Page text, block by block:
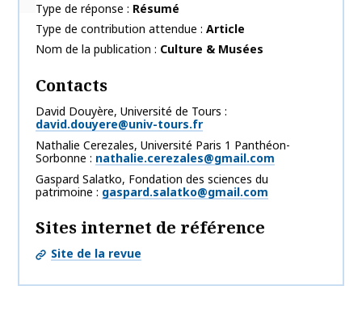
Type de réponse
Résumé
Type de contribution attendue
Article
Nom de la publication
Culture & Musées
Contacts
David Douyère, Université de Tours
david.douyere@univ-tours.fr
Nathalie Cerezales, Université Paris 1 Panthéon-
Sorbonne
nathalie.cerezales@gmail.com
Gaspard Salatko, Fondation des sciences du
patrimoine
gaspard.salatko@gmail.com
Sites internet de référence
Site de la revue